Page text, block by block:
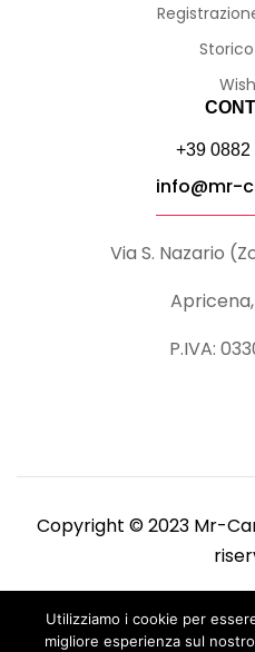
+39 0882
info@mr-
Via S. Nazario
Apricena,
P.IVA:
Copyright © 2023 Mr-
Utilizziamo i cookie per
migliore esperienza sul